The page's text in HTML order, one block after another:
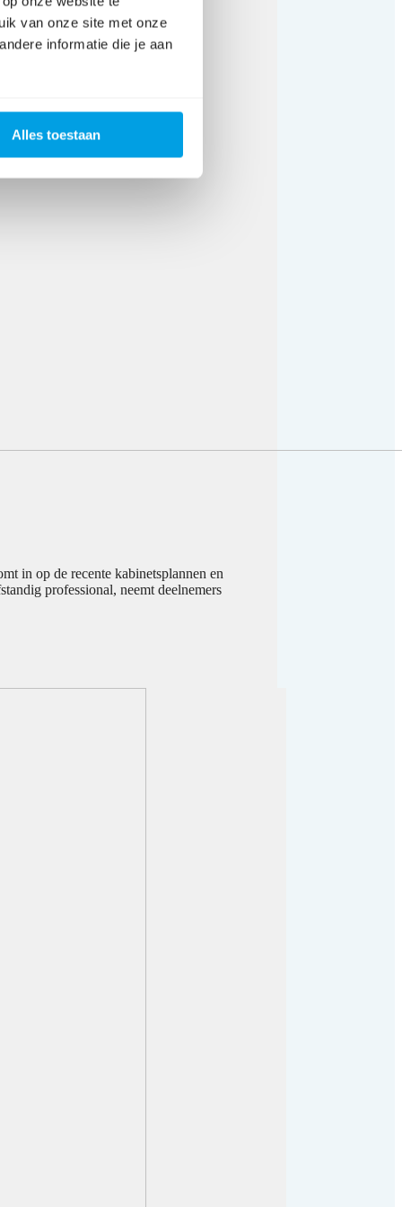
van onze site met onze
informatie die je aan
Alles toestaan
in op de recente kabinetsplannen en
professional, neemt deelnemers